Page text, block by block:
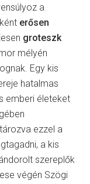
a
erősen
groteszk
mélyén
Egy kis
hatalmas
emberi életeket
ezzel a
a kis
szereplők
végén Szögi